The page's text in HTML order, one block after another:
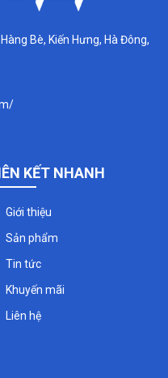
Bè, Kiến Hưng, Hà Đông,
KẾT NHANH
Giới thiệu
Sản phẩm
Tin tức
Khuyến mãi
Liên hệ